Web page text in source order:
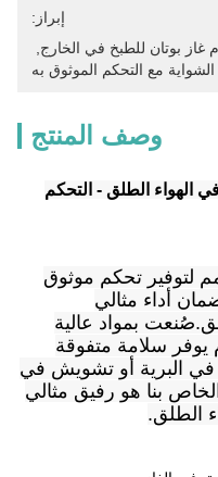
إبراز:
غاز بوتان للطبخ في الخارج
مع التحكم الموثوق به
وصف المنتج
الهواء الطلق - التحكم
لتوفير تحكم موثوق
أداء مثالي
بمواد عالية
يوفر سلامة متفوقة
في البرية أو تشويش في
الخاص بنا هو رفيق مثالي
الطلق.